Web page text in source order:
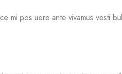
mi pos uere ante vivamus vesti